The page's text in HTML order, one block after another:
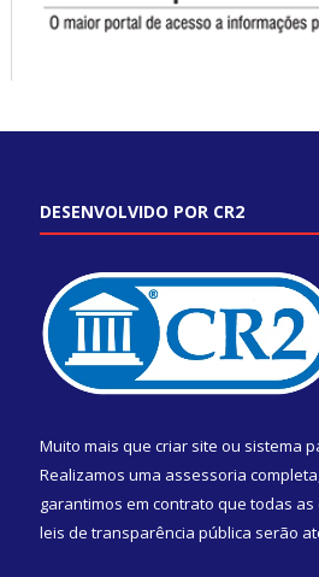
DESENVOLVIDO POR CR2
Muito mais que criar site ou sistema
Realizamos uma assessoria
garantimos em contrato que todas as
leis de transparência pública serão